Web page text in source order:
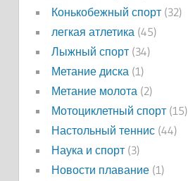
Конькобежный спорт(32)
легкая атлетика (45)
Лыжный спорт(34)
Метание диска (1)
Метание молота (2)
Мотоциклетный спорт(15)
Настольный теннис(44)
Наука и спорт(3)
Новости плавание(1)